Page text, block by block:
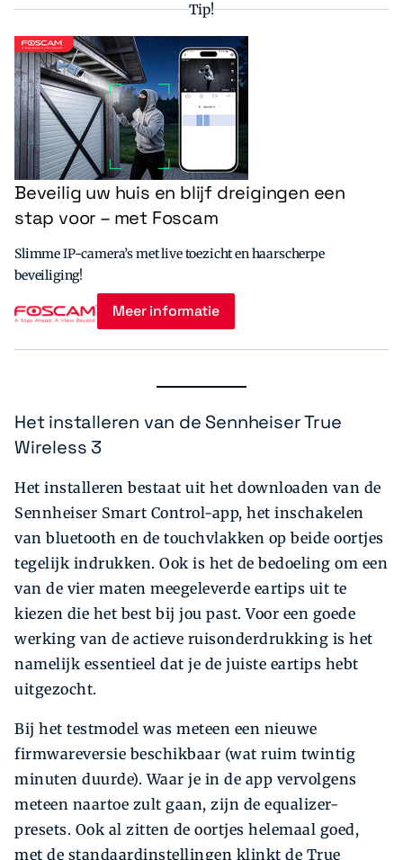
Tip!
Beveilig uw huis en blijf dreigingen een
stap voor – met Foscam
Slimme IP-camera’s met live toezicht en haarscherpe
beveiliging!
Meer informatie
Het installeren van de Sennheiser True
Wireless 3
Het installeren bestaat uit het downloaden van de
Sennheiser Smart Control-app, het inschakelen
van bluetooth en de touchvlakken op beide oortjes
tegelijk indrukken. Ook is het de bedoeling om een
van de vier maten meegeleverde eartips uit te
kiezen die het best bij jou past. Voor een goede
werking van de actieve ruisonderdrukking is het
namelijk essentieel dat je de juiste eartips hebt
uitgezocht.
Bij het testmodel was meteen een nieuwe
firmwareversie beschikbaar (wat ruim twintig
minuten duurde). Waar je in de app vervolgens
meteen naartoe zult gaan, zijn de equalizer-
presets. Ook al zitten de oortjes helemaal goed,
met de standaardinstellingen klinkt de True